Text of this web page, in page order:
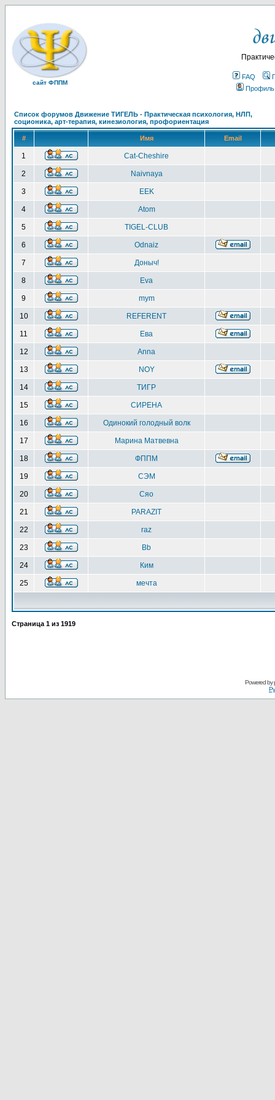
сайт ФППМ
FAQ
Профиль
Список форумов Движение ТИГЕЛЬ - Практическая психология, НЛП,
соционика, арт-терапия, кинезиология, профориентация
# Имя Email
1 Cat-Cheshire
2 Naivnaya
3 EEK
4 Atom
5 TIGEL-CLUB
6 Odnaiz
7 Доныч!
8 Eva
9 mym
10 REFERENT
11 Ева
12 Anna
13 NOY
14 ТИГР
15 СИРЕНА
16 Одинокий голодный волк
17 Марина Матвевна
18 ФППМ
19 СЭМ
20 Сяо
21 PARAZIT
22 raz
23 Bb
24 Ким
25 мечта
Страница 1 из 1919
Powered by